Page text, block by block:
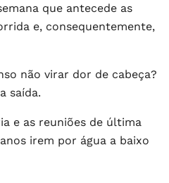
que antecede as
e, consequentemente,
não virar dor de cabeça?
saída.
e as reuniões de última
irem por água a baixo